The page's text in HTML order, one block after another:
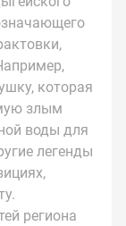
которая
злым
воды для
легенды
региона